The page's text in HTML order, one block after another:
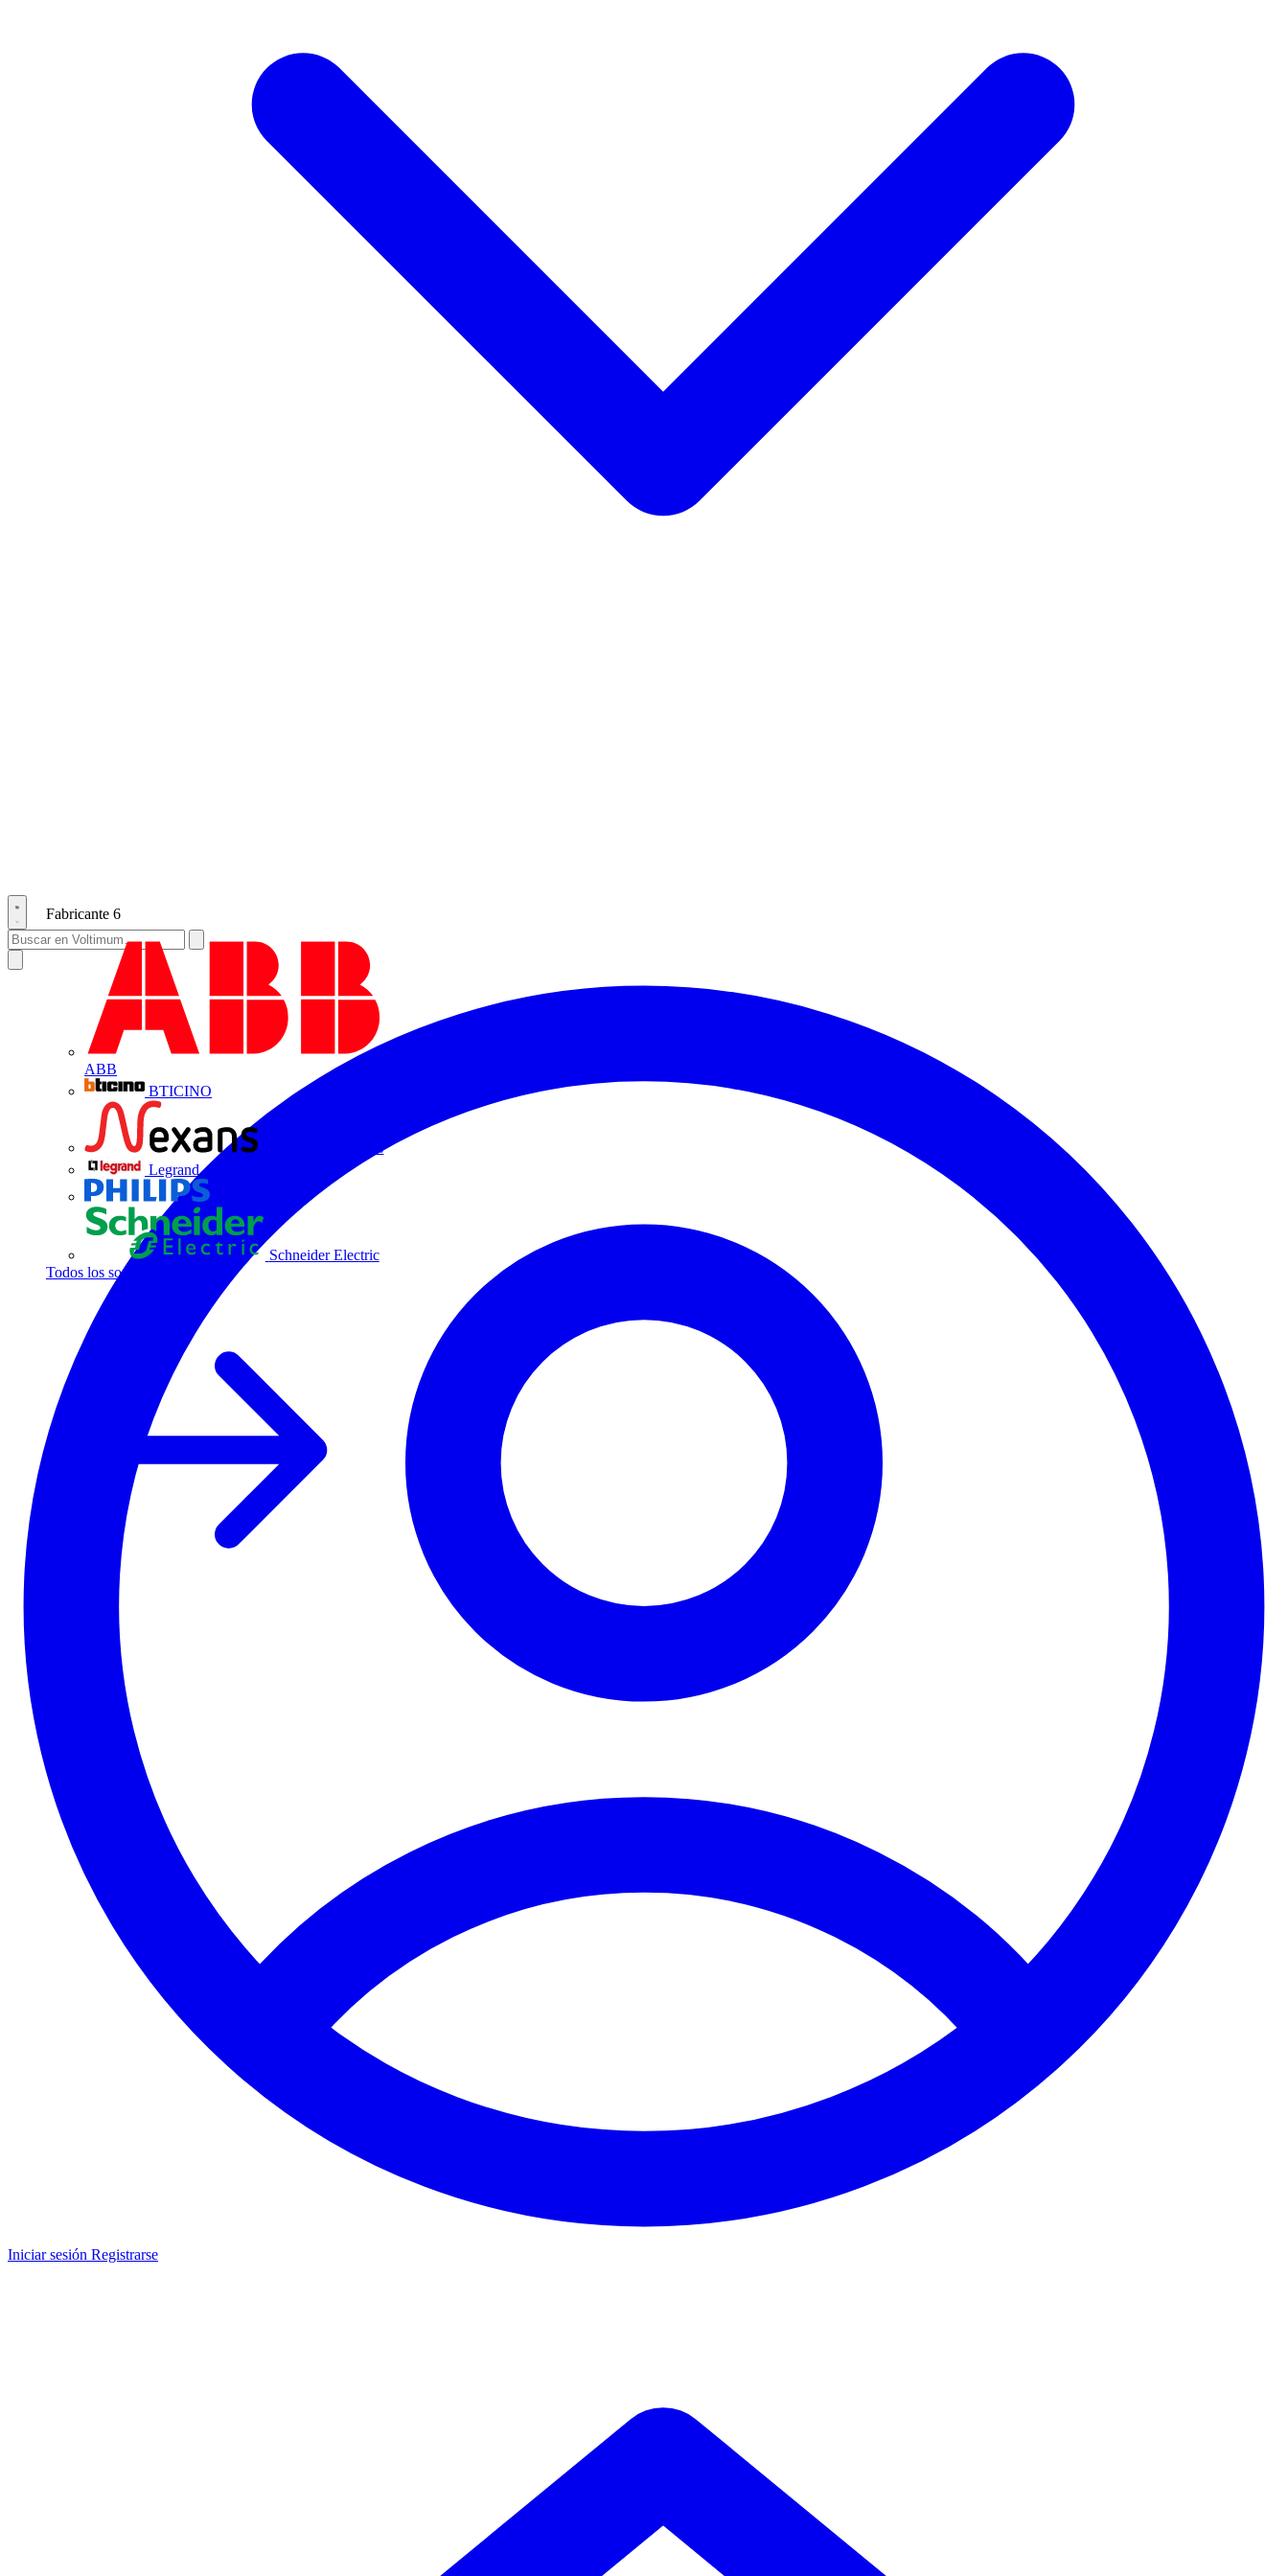
Fabricante 6
ABB
BTICINO
Centelsa by Nexans
Legrand
Schneider Electric
Todos los socios
Iniciar sesión Registrarse